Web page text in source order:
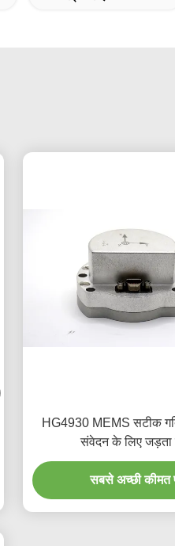
HG4930 MEMS सटीक
संवेदन के लिए
सबसे अच्छी कीमत